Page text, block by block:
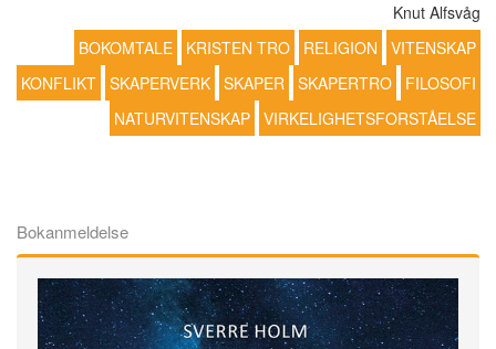
Knut Alfsvåg
BOKOMTALE
KRISTEN TRO RELIGION
VITENSKAP
KONFLIKT SKAPERVERK SKAPER SKAPERTRO
FILOSOFI
NATURVITENSKAP VIRKELIGHETSFORSTÅELSE
Bokanmeldelse